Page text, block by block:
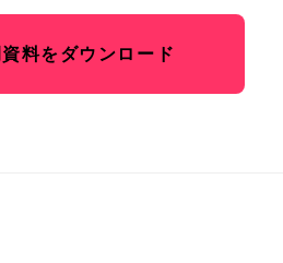
料をダウンロード